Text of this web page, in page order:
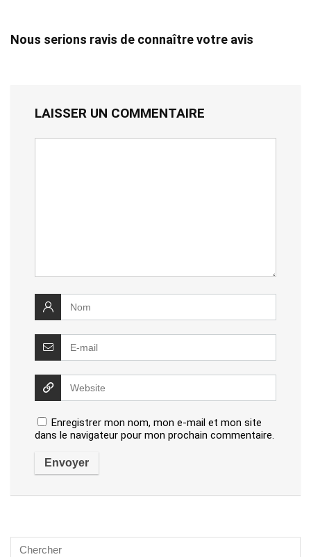
Nous serions ravis de connaître votre avis
LAISSER UN COMMENTAIRE
Enregistrer mon nom, mon e-mail et mon site
dans le navigateur pour mon prochain commentaire.